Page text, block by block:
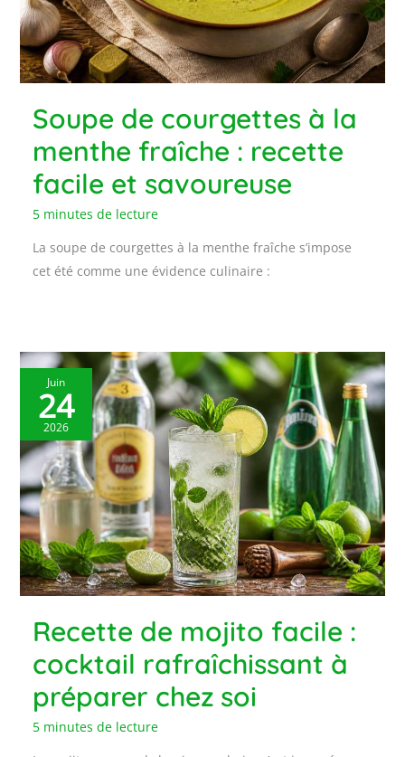
Soupe de courgettes à la
menthe fraîche : recette
facile et savoureuse
5 minutes de lecture
La soupe de courgettes à la menthe fraîche s’impose
cet été comme une évidence culinaire :
Juin
24
2026
Recette de mojito facile :
cocktail rafraîchissant à
préparer chez soi
5 minutes de lecture